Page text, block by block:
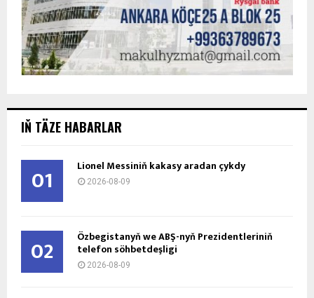
IŇ TÄZE HABARLAR
01 Lionel Messiniň kakasy aradan çykdy
2026-08-09
02 Özbegistanyň we ABŞ-nyň Prezidentleriniň
telefon söhbetdeşligi
2026-08-09